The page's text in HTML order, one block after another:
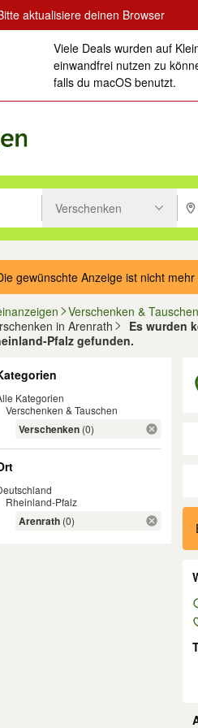
aktualisiere deinen Browser
Viele Deals wurden auf
einwandfrei nutzen zu
falls du macOS benutzt.
drücken um zu suchen, oder
Verschenken
gewünschte Anzeige ist nicht
Verschenken & Tauschen
in Arenrath
Es wurden
Pfalz gefunden.
Kategorien
Verschenken & Tauschen
Verschenken (0)
Rheinland-Pfalz
Arenrath (0)